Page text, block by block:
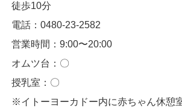
徒歩10分
電話：0480-23-2582
営業時間：9:00〜20:00
オムツ台：〇
授乳室：〇
※イトーヨーカドー内に赤ちゃん休憩